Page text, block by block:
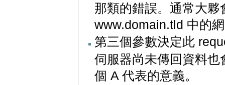
那類的錯誤。通常大
www.domain.tld 中的
第三個參數決定此
伺服器尚未傳回資料
個 A 代表的意義。